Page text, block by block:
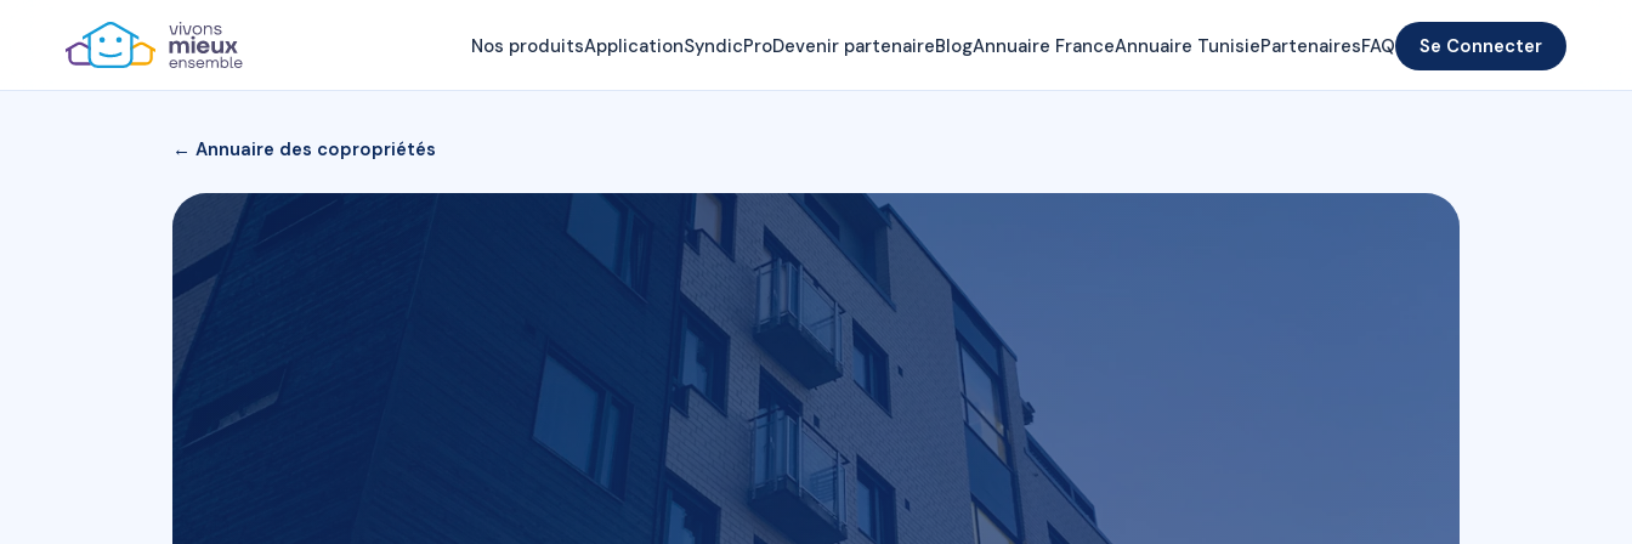
Nos produitsApplicationSyndicProDevenir partenaireBlogAnnuaire FranceAnnuaire TunisiePartenairesFAQ Se Connecter
← Annuaire des copropriétés